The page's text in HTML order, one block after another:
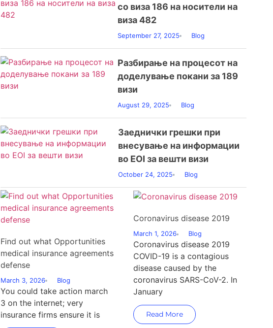
со виза 186 на носители на
виза 482
September 27, 2025 Blog
Разбирање на процесот на
доделување покани за 189
визи
August 29, 2025 Blog
Заеднички грешки при
внесување на информации
во EOI за вешти визи
October 24, 2025 Blog
Find out what Opportunities
medical insurance agreements
defense
March 3, 2026 Blog
You could take action march
3 on the internet; very
insurance firms ensure it is
Coronavirus disease 2019
March 1, 2026 Blog
Coronavirus disease 2019
COVID-19 is a contagious
disease caused by the
coronavirus SARS-CoV-2. In
January
Read More